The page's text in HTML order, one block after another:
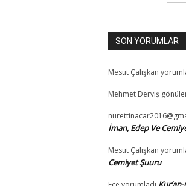
SON YORUMLAR
Mesut Çalışkan
Mehmet Derviş
İman, Edep Ve
Mesut Çalışkan
Cemiyet Şuuru